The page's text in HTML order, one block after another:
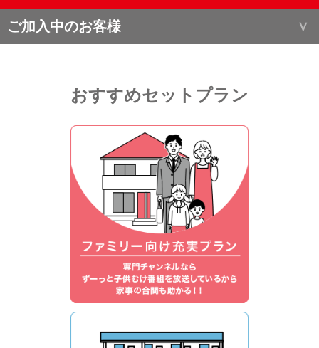
ご加入中のお客様
おすすめセットプラン